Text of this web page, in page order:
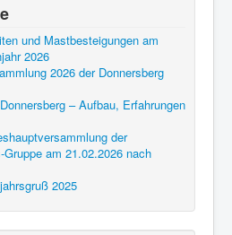
und Mastbesteigungen am
2026
2026 der Donnersberg
– Aufbau, Erfahrungen
der
Gruppe am 21.02.2026 nach
2025